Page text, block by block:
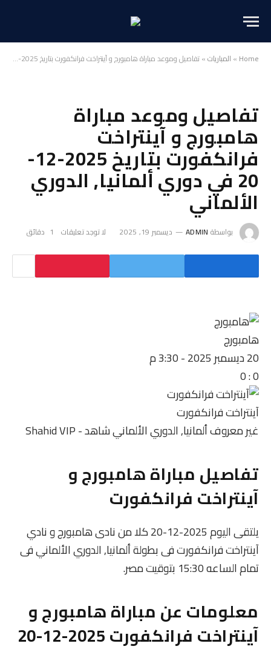
Home
» المباريات»تفاصيل وموعد مباراة هامبورج و آينتراخت فرانكفورت بتاريخ 2025-12-20 في دوري ألمانيا, الدوري الألماني
تفاصيل وموعد مباراة
هامبورج و آينتراخت
فرانكفورت بتاريخ 2025-12-
20 في دوري ألمانيا, الدوري
الألماني
بواسطة ADMIN ديسمبر 19, 2025 لا توجد تعليقات 1 دقائق
هامبورج
20 ديسمبر 2025
-3:30 م
0
:
0
آينتراخت فرانكفورت
غير معروفألمانيا, الدوري الألمانيشاهد - Shahid VIP
تفاصيل مباراة هامبورج و
آينتراخت فرانكفورت
يلتقى اليوم 2025-12-20 كلا من نادى هامبورج و نادي
آينتراخت فرانكفورت فى بطولة ألمانيا, الدوري الألماني فى
تمام الساعه 15:30 بتوقيت مصر.
معلومات عن مباراة هامبورج و
آينتراخت فرانكفورت 2025-12-20